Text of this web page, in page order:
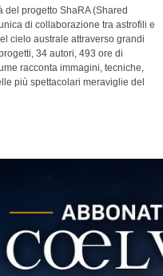
progetto ShaRA (Shared
di collaborazione tra astrofili e
cielo australe attraverso grandi
34 autori, 493 ore di
racconta immagini, tecniche,
più spettacolari meraviglie del